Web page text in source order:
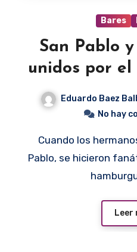
Bares
San Pablo
unidos por el
Eduardo Baez
No hay
Cuando los hermanos Arce vivían en San
Pablo, se hicieron
Leer